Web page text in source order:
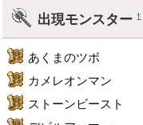
出現モンスター†
あくまのツボ
カメレオンマン
ストーンビースト